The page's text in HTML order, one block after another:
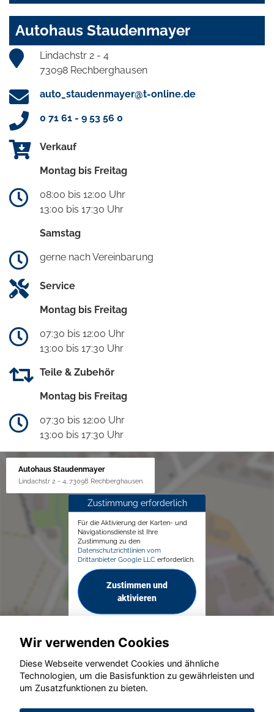
Autohaus Staudenmayer
Lindachstr 2 - 4
73098 Rechberghausen
auto_staudenmayer@t-online.de
0 71 61 - 9 53 56 0
Verkauf
Montag bis Freitag
08:00 bis 12:00 Uhr
13:00 bis 17:30 Uhr
Samstag
gerne nach Vereinbarung
Service
Montag bis Freitag
07:30 bis 12:00 Uhr
13:00 bis 17:30 Uhr
Teile & Zubehör
Montag bis Freitag
07:30 bis 12:00 Uhr
13:00 bis 17:30 Uhr
Autohaus Staudenmayer
Lindachstr 2 - 4, 73098 Rechberghausen
Zustimmung erforderlich
Für die Aktivierung der Karten- und
Navigationsdienste ist Ihre
Zustimmung zu den
Datenschutzrichtlinien vom
Drittanbieter Google LLC erforderlich.
Zustimmen und
aktivieren
© konjunkturmotor.de GmbH 2020 - 2026
Wir verwenden Cookies
Diese Webseite verwendet Cookies und ähnliche
Technologien, um die Basisfunktion zu gewährleisten und
um Zusatzfunktionen zu bieten.